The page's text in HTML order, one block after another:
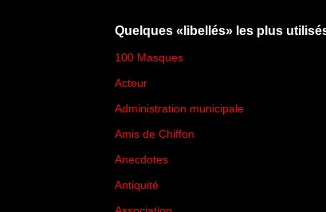
Quelques «libellés» les plus
100 Masques
Acteur
Administration municipale
Amis de Chiffon
Anecdotes
Antiquité